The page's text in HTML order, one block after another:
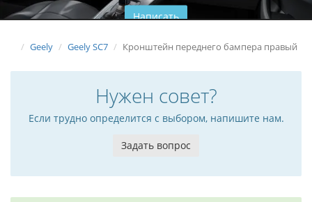
Написать
Geely Geely SC7 Кронштейн переднего бампера правый
Нужен совет?
Если трудно определится с выбором, напишите нам.
Задать вопрос